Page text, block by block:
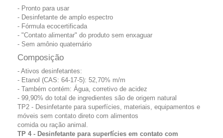
- Pronto para usar
- Desinfetante de amplo espectro
- Fórmula ecocertificada
- "Contato alimentar" do produto sem enxaguar
- Sem amônio quaternário
Composição
- Ativos desinfetantes:
- Etanol (CAS: 64-17-5): 52,70% m/m
- Também contém: Água, corretivo de acidez
- 99,90% do total de ingredientes são de origem natural
TP2 - Desinfetante para superfícies, materiais, equipamentos e
móveis sem contato direto com alimentos
comida ou ração animal.
TP 4 - Desinfetante para superfícies em contato com